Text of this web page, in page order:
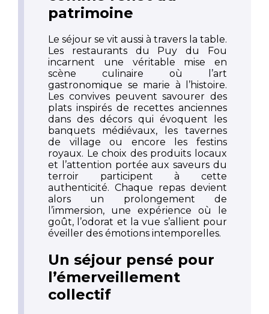
patrimoine
Le séjour se vit aussi à travers la table.
Les restaurants du Puy du Fou
incarnent une véritable mise en
scène culinaire où l’art
gastronomique se marie à l’histoire.
Les convives peuvent savourer des
plats inspirés de recettes anciennes
dans des décors qui évoquent les
banquets médiévaux, les tavernes
de village ou encore les festins
royaux. Le choix des produits locaux
et l’attention portée aux saveurs du
terroir participent à cette
authenticité. Chaque repas devient
alors un prolongement de
l’immersion, une expérience où le
goût, l’odorat et la vue s’allient pour
éveiller des émotions intemporelles.
Un séjour pensé pour
l’émerveillement
collectif